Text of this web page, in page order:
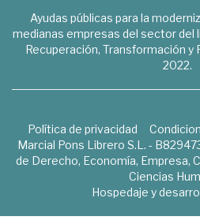
Ayudas públicas para la
medianas empresas del sector del
Recuperación, Transformación y
2022.
Política de privacidad
Marcial Pons Librero S.L. -
de Derecho, Economía, Empresa,
Ciencias
Hospedaje y